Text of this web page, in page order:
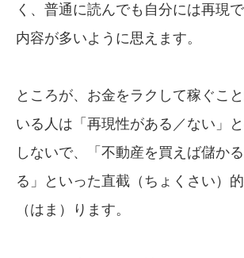
く、普通に読んでも自分には再現
内容が多いように思えます。
ところが、お金をラクして稼ぐこ
いる人は「再現性がある／ない」
しないで、「不動産を買えば儲か
る」といった直截（ちょくさい）
（はま）ります。